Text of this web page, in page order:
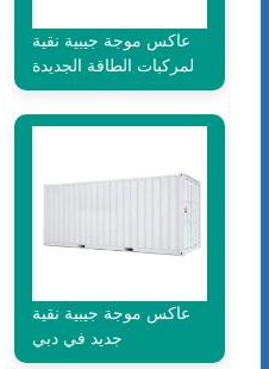
عاكس موجة جيبية نقية
لمركبات الطاقة الجديدة
عاكس موجة جيبية نقية
جديد في دبي